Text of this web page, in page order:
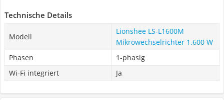
Technische Details
Modell
Lionshee LS-L1600M
Mikrowechselrichter 1.600 W
Phasen
1-phasig
Wi-Fi integriert
Ja